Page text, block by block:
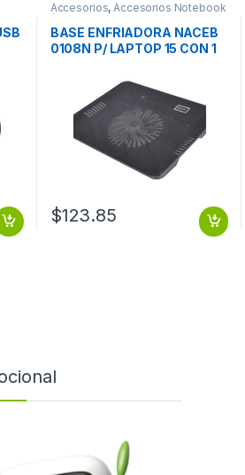
Accesorios,Accesorios Notebook
/ Tablet
BASE ENFRIADORA NACEB
0108N P/ LAPTOP 15 CON 1
$123.85